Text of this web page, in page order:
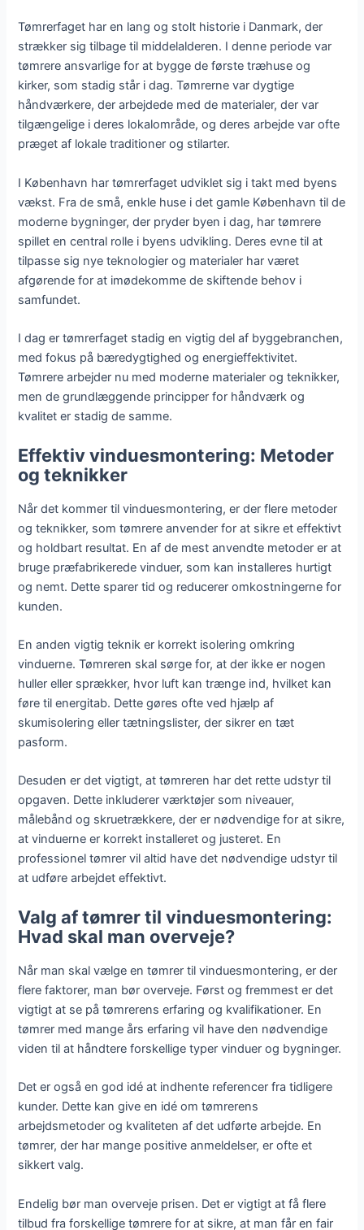
Tømrerfaget har en lang og stolt historie i Danmark, der
strækker sig tilbage til middelalderen. I denne periode var
tømrere ansvarlige for at bygge de første træhuse og
kirker, som stadig står i dag. Tømrerne var dygtige
håndværkere, der arbejdede med de materialer, der var
tilgængelige i deres lokalområde, og deres arbejde var ofte
præget af lokale traditioner og stilarter.
I København har tømrerfaget udviklet sig i takt med byens
vækst. Fra de små, enkle huse i det gamle København til de
moderne bygninger, der pryder byen i dag, har tømrere
spillet en central rolle i byens udvikling. Deres evne til at
tilpasse sig nye teknologier og materialer har været
afgørende for at imødekomme de skiftende behov i
samfundet.
I dag er tømrerfaget stadig en vigtig del af byggebranchen,
med fokus på bæredygtighed og energieffektivitet.
Tømrere arbejder nu med moderne materialer og teknikker,
men de grundlæggende principper for håndværk og
kvalitet er stadig de samme.
Effektiv vinduesmontering: Metoder
og teknikker
Når det kommer til vinduesmontering, er der flere metoder
og teknikker, som tømrere anvender for at sikre et effektivt
og holdbart resultat. En af de mest anvendte metoder er at
bruge præfabrikerede vinduer, som kan installeres hurtigt
og nemt. Dette sparer tid og reducerer omkostningerne for
kunden.
En anden vigtig teknik er korrekt isolering omkring
vinduerne. Tømreren skal sørge for, at der ikke er nogen
huller eller sprækker, hvor luft kan trænge ind, hvilket kan
føre til energitab. Dette gøres ofte ved hjælp af
skumisolering eller tætningslister, der sikrer en tæt
pasform.
Desuden er det vigtigt, at tømreren har det rette udstyr til
opgaven. Dette inkluderer værktøjer som niveauer,
målebånd og skruetrækkere, der er nødvendige for at sikre,
at vinduerne er korrekt installeret og justeret. En
professionel tømrer vil altid have det nødvendige udstyr til
at udføre arbejdet effektivt.
Valg af tømrer til vinduesmontering:
Hvad skal man overveje?
Når man skal vælge en tømrer til vinduesmontering, er der
flere faktorer, man bør overveje. Først og fremmest er det
vigtigt at se på tømrerens erfaring og kvalifikationer. En
tømrer med mange års erfaring vil have den nødvendige
viden til at håndtere forskellige typer vinduer og bygninger.
Det er også en god idé at indhente referencer fra tidligere
kunder. Dette kan give en idé om tømrerens
arbejdsmetoder og kvaliteten af det udførte arbejde. En
tømrer, der har mange positive anmeldelser, er ofte et
sikkert valg.
Endelig bør man overveje prisen. Det er vigtigt at få flere
tilbud fra forskellige tømrere for at sikre, at man får en fair